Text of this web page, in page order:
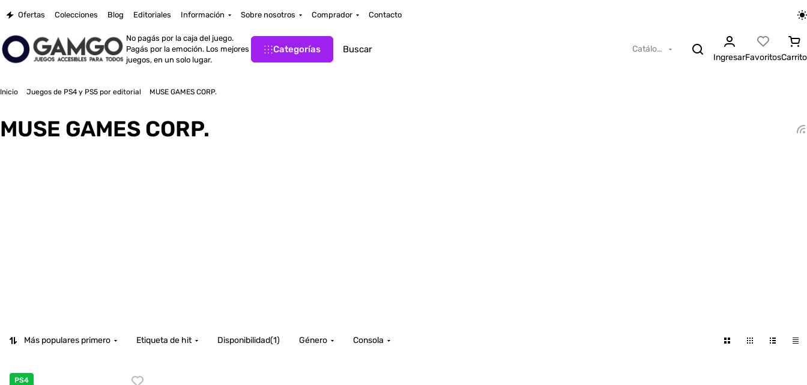
Ofertas Colecciones Blog Editoriales Información Sobre nosotros Comprador Contacto
No pagás por la caja del juego.
Pagás por la emoción. Los mejores
juegos, en un solo lugar.
Categorías
Catálogo
IngresarFavoritosCarrito
Inicio Juegos de PS4 y PS5 por editorial MUSE GAMES CORP.
MUSE GAMES CORP.
Más populares primero Etiqueta de hit Disponibilidad(1) Género Consola
PS4